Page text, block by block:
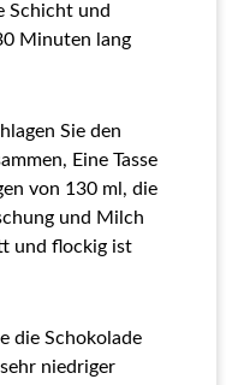
Schicht und
Minuten lang
Sie den
Eine Tasse
von 130 ml, die
und Milch
und flockig ist
die Schokolade
niedriger